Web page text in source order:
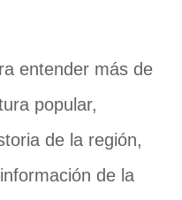
entender más de
popular,
de la región,
de la